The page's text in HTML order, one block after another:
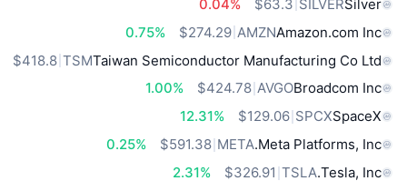
Silver
SILVER
$63.3
0.04%
Amazon.com Inc
AMZN
$274.29
0.75%
Taiwan Semiconductor Manufacturing Co Ltd
TSM
$418.8
Broadcom Inc
AVGO
$424.78
1.00%
SpaceX
SPCX
$129.06
12.31%
Meta Platforms, Inc.
META
$591.38
0.25%
Tesla, Inc.
TSLA
$326.91
2.31%